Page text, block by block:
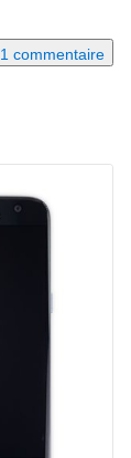
1 commentaire